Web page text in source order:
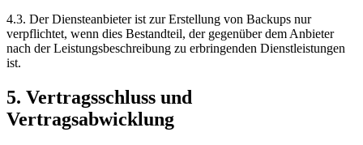
4.3. Der Diensteanbieter ist zur Erstellung von Backups nur
verpflichtet, wenn dies Bestandteil, der gegenüber dem Anbieter
nach der Leistungsbeschreibung zu erbringenden Dienstleistungen
ist.
5. Vertragsschluss und
Vertragsabwicklung